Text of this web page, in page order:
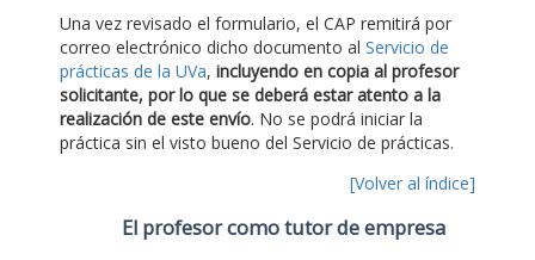
Una vez revisado el formulario, el CAP remitirá por
correo electrónico dicho documento al Servicio de
prácticas de la UVa, incluyendo en copia al profesor
solicitante, por lo que se deberá estar atento a la
realización de este envío. No se podrá iniciar la
práctica sin el visto bueno del Servicio de prácticas.
[Volver al índice]
El profesor como tutor de empresa